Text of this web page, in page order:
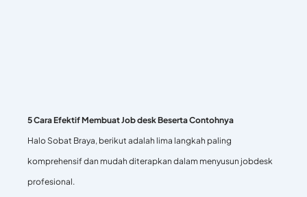
5 Cara Efektif Membuat Job desk Beserta Contohnya
Halo Sobat Braya, berikut adalah lima langkah paling
komprehensif dan mudah diterapkan dalam menyusun jobdesk
profesional.